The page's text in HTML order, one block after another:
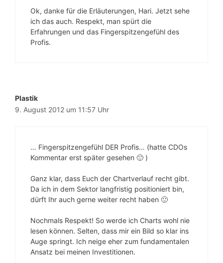
Ok, danke für die Erläuterungen, Hari. Jetzt sehe
ich das auch. Respekt, man spürt die
Erfahrungen und das Fingerspitzengefühl des
Profis.
Plastik
9. August 2012 um 11:57 Uhr
… Fingerspitzengefühl DER Profis… (hatte CDOs
Kommentar erst später gesehen 🙂 )
Ganz klar, dass Euch der Chartverlauf recht gibt.
Da ich in dem Sektor langfristig positioniert bin,
dürft Ihr auch gerne weiter recht haben 🙂
Nochmals Respekt! So werde ich Charts wohl nie
lesen können. Selten, dass mir ein Bild so klar ins
Auge springt. Ich neige eher zum fundamentalen
Ansatz bei meinen Investitionen.